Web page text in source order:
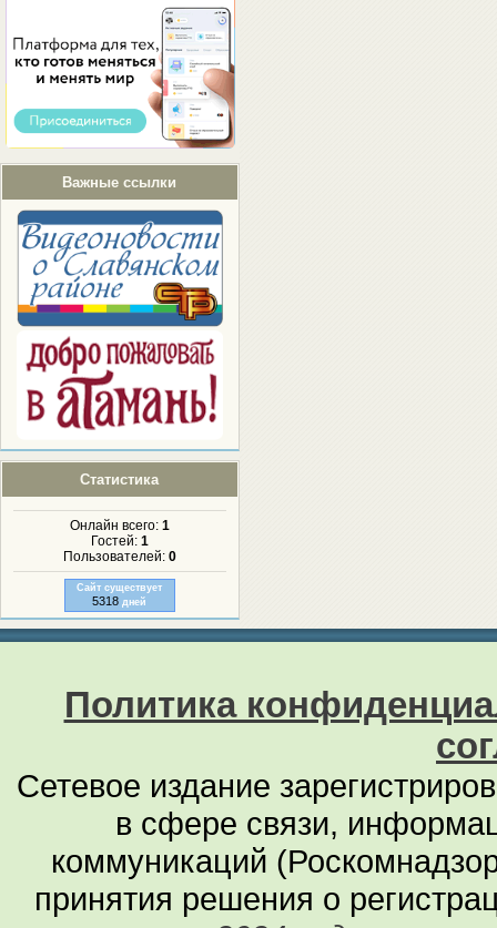
Важные ссылки
Статистика
Онлайн всего: 1
Гостей: 1
Пользователей: 0
Сайт существует
5318 дней
Политика
Сетевое издание
в сфере связи,
коммуникаций
принятия решения о